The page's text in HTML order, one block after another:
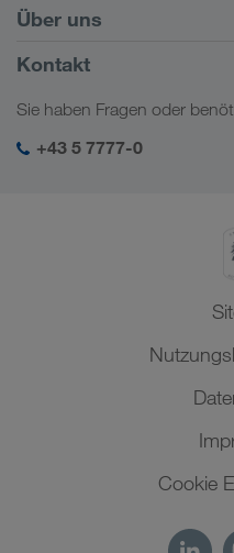
Kundenportal CONNECT
Digitale Lösungen
Branchenlösungen
Europa
Kaukasus
Zentralasien
Naher Osten
Über uns
Firmeninformation
Soziale Verantwortung
SHEQ-Management
Kontakt
Sie haben Fragen oder
+43 5 7777-0
Cookie